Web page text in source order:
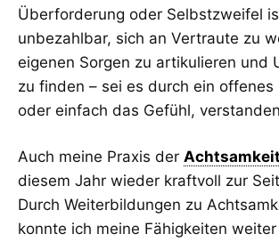
Überforderung oder Selbstzweifel
unbezahlbar, sich an Vertraute zu
eigenen Sorgen zu artikulieren und
zu finden – sei es durch ein offenes
oder einfach das Gefühl,
Auch meine Praxis der Achtsamkeit
diesem Jahr wieder kraftvoll zur
Durch Weiterbildungen zu
konnte ich meine Fähigkeiten